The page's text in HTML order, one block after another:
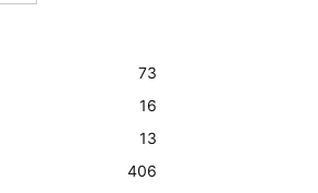
73
16
13
406